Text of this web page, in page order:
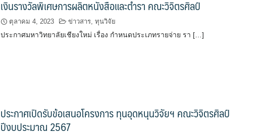
เงินรางวัลพิเศษการผลิตหนังสือและตำรา คณะวิจิตรศิลป์
ตุลาคม 4, 2023 ข่าวสาร ,ทุนวิจัย
ประกาศมหาวิทยาลัยเชียงใหม่ เรื่อง กำหนดประเภทรายจ่าย รา […]
ประกาศเปิดรับข้อเสนอโครงการ ทุนอุดหนุนวิจัยฯ คณะวิจิตรศิลป์
ปีงบประมาณ 2567